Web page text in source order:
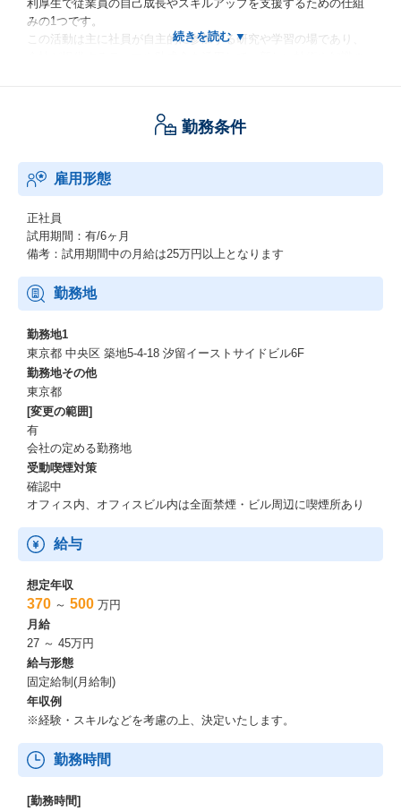
利厚生で従業員の自己成長やスキルアップを支援するための仕組
みの1つです。
この活動は主に社員が自主的に参加する研究や学習の場であり、
社員の興味や関心のある分野に基づき、テーマを設定して活動が
が可能
２、学びと共有
ラボ活動で得た知識や成果は、ほかの社員と共有され、会社全体
でのスキル向上に寄与する。これが共同文化の醸成につながる。
研究や学習をする際にいつ様な予算やツールが会社から提供され
る場合もあり、影響面でのバックアップが充実している。
仕事のポイント
この仕事はとにかく“会ってみること”を繰り返します。時には応募
が多く迷う状況もありますが、社風や業務への適性などを考慮し
て冷静に決断することが重要です。
また、当社の人事採用担当は、数字を意識し業務を進めることも
特徴。採用数こそが会社を育てる唯一かつ第一の要となるため、
たくさんの人に会い、会えるよう日々試行錯誤を繰り返します。
【大きな裁量のもとで活躍】
最終的な採用可否などの決定を行うのは、同じ人事として働く取
締役及び人事部役職者。
実際に面接をし「この人なら！」と思って選んだ方が、最終面接
でも上層部に認められ、入社後に成長して一人前になる姿を見る
と大きなやりがいを実感できます♪
勤務条件
雇用形態
正社員
試用期間：有/6ヶ月
備考：試用期間中の月給は25万円以上となります
勤務地
勤務地1
東京都 中央区 築地5-4-18 汐留イーストサイドビル6F
勤務地その他
東京都
[変更の範囲]
有
会社の定める勤務地
受動喫煙対策
確認中
オフィス内、オフィスビル内は全面禁煙・ビル周辺に喫煙所あり
給与
想定年収
370 ～ 500 万円
月給
27 ～ 45万円
給与形態
固定給制(月給制)
年収例
※経験・スキルなどを考慮の上、決定いたします。
勤務時間
[勤務時間]